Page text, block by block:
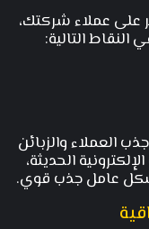
على عملاء شركتك،
التالية:
العملاء والزبائن
الحديثة،
عامل جذب قوي.